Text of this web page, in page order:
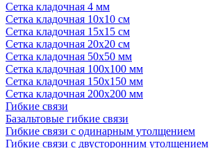
Сетка кладочная 4 мм
Сетка кладочная 10x10 см
Сетка кладочная 15x15 см
Сетка кладочная 20x20 см
Сетка кладочная 50x50 мм
Сетка кладочная 100x100 мм
Сетка кладочная 150x150 мм
Сетка кладочная 200x200 мм
Гибкие связи
Базальтовые гибкие связи
Гибкие связи с одинарным утолщением
Гибкие связи с двусторонним утолщением